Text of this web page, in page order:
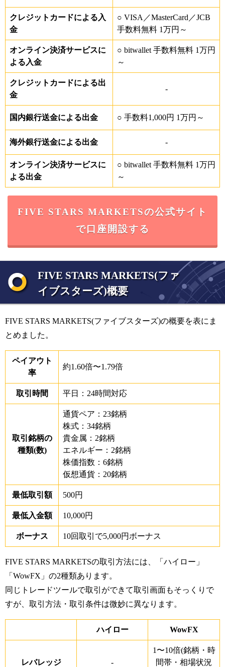
クレジットカードによる入
金
○ VISA／MasterCard／JCB
手数料無料 1万円～
オンライン決済サービスに
よる入金
○ bitwallet 手数料無料 1万円
～
クレジットカードによる出
金
-
国内銀行送金による出金 ○ 手数料1,000円 1万円～
海外銀行送金による出金 -
オンライン決済サービスに
よる出金
○ bitwallet 手数料無料 1万円
～
FIVE STARS MARKETSの公式サイト
で口座開設する
FIVE STARS MARKETS(ファ
イブスターズ)概要
FIVE STARS MARKETS(ファイブスターズ)の概要を表にま
とめました。
ペイアウト
率
約1.60倍〜1.79倍
取引時間 平日：24時間対応
取引銘柄の
種類(数)
通貨ペア：23銘柄
株式：34銘柄
貴金属：2銘柄
エネルギー：2銘柄
株価指数：6銘柄
仮想通貨：20銘柄
最低取引額 500円
最低入金額 10,000円
ボーナス 10回取引で5,000円ボーナス
FIVE STARS MARKETSの取引方法には、「ハイロー」
「WowFX」の2種類あります。
同じトレードツールで取引ができて取引画面もそっくりで
すが、取引方法・取引条件は微妙に異なります。
ハイロー WowFX
レバレッジ -
1〜10倍(銘柄・時
間帯・相場状況